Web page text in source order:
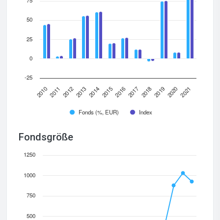
Fonds (%, EUR) Index
20102011 201220132014201520162017 20182019 2020 2021
-25
0
25
50
Fondsgröße
500
750
1000
1250